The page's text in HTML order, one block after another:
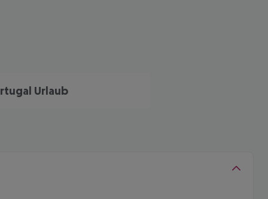
Urlaub